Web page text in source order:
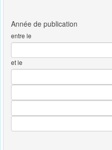
entre le
et le